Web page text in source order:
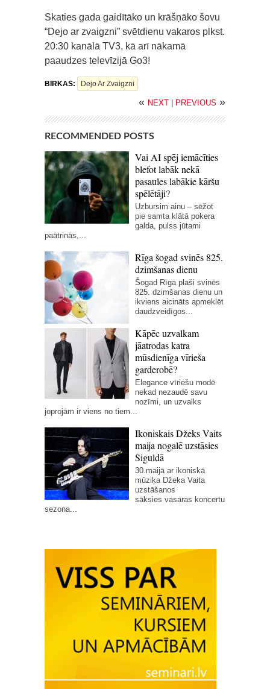
Skaties gada gaidītāko un krāšņāko šovu
“Dejo ar zvaigzni” svētdienu vakaros plkst.
20:30 kanālā TV3, kā arī nākamā
paaudzes televīzijā Go3!
BIRKAS: Dejo Ar Zvaigzni
« NEXT PREVIOUS »
RECOMMENDED POSTS
Vai AI spēj iemācīties
blefot labāk nekā
pasaules labākie kāršu
spēlētāji?
Uzbursim ainu – sēžot
pie samta klātā pokera
galda, pulss jūtami
paātrinās,...
Rīga šogad svinēs 825.
dzimšanas dienu
Šogad Rīga plaši svinēs
825. dzimšanas dienu un
ikviens aicināts apmeklēt
daudzveidīgos...
Kāpēc uzvalkam
jāatrodas katra
mūsdienīga vīrieša
garderobē?
Elegance vīriešu modē
nekad nezaudē savu
nozīmi, un uzvalks
joprojām ir viens no tiem...
Ikoniskais Džeks Vaits
maija nogalē uzstāsies
Siguldā
30.maijā ar ikoniskā
mūziķa Džeka Vaita
uzstāšanos
sāksies vasaras koncertu
sezona...